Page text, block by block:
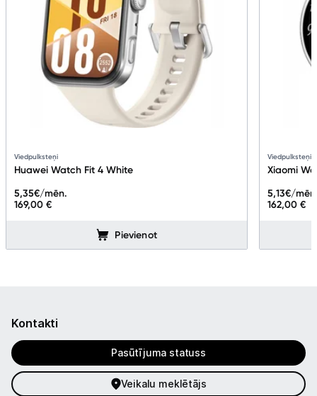
Viedpulksteņi
Huawei Watch Fit 4 White
169,00 €
5,35€/mēn.
Pievienot
Viedpulksteņi
Xiaomi
162,00 €
5,13€/
Kontakti
Pasūtījuma statuss
Veikalu meklētājs